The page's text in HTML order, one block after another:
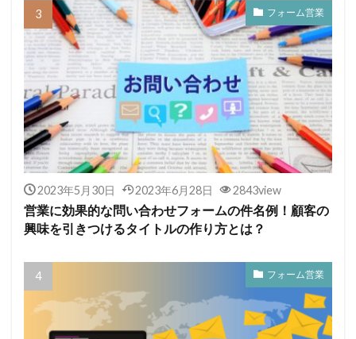
フォーム営業
2023年5月30日 2023年6月28日 2843view
営業に効果的な問い合わせフォームの件名例！顧客の
興味を引きつけるタイトルの作り方とは？
フォーム営業